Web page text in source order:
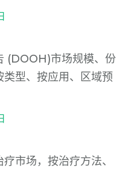
(DOOH)市场规模、份
型、按应用、区域预
市场，按治疗方法、